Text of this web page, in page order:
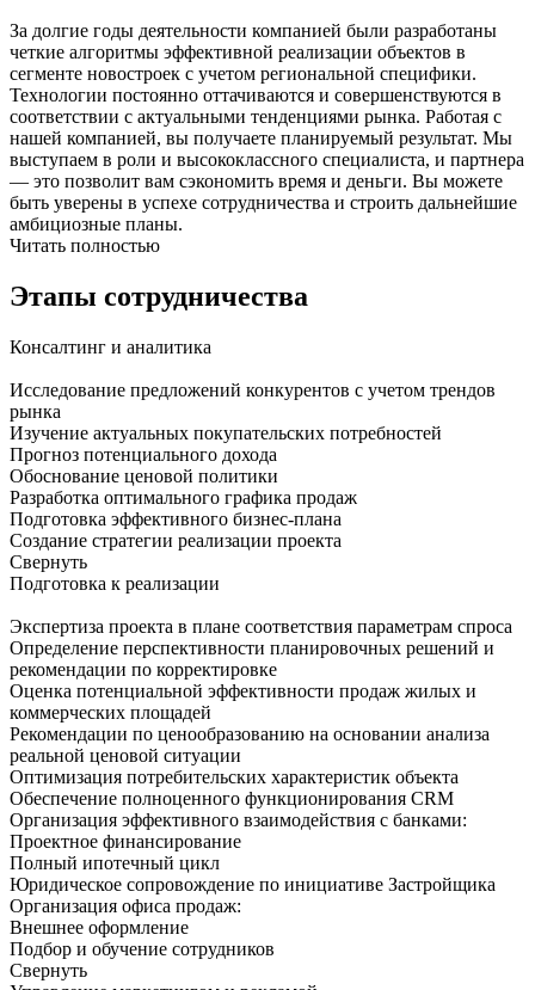
За долгие годы деятельности компанией были разработаны
четкие алгоритмы эффективной реализации объектов в
сегменте новостроек с учетом региональной специфики.
Технологии постоянно оттачиваются и совершенствуются в
соответствии с актуальными тенденциями рынка. Работая с
нашей компанией, вы получаете планируемый результат. Мы
выступаем в роли и высококлассного специалиста, и партнера
— это позволит вам сэкономить время и деньги. Вы можете
быть уверены в успехе сотрудничества и строить дальнейшие
амбициозные планы.
Читать полностью
Этапы сотрудничества
Консалтинг и аналитика
Исследование предложений конкурентов с учетом трендов
рынка
Изучение актуальных покупательских потребностей
Прогноз потенциального дохода
Обоснование ценовой политики
Разработка оптимального графика продаж
Подготовка эффективного бизнес-плана
Создание стратегии реализации проекта
Свернуть
Подготовка к реализации
Экспертиза проекта в плане соответствия параметрам спроса
Определение перспективности планировочных решений и
рекомендации по корректировке
Оценка потенциальной эффективности продаж жилых и
коммерческих площадей
Рекомендации по ценообразованию на основании анализа
реальной ценовой ситуации
Оптимизация потребительских характеристик объекта
Обеспечение полноценного функционирования CRМ
Организация эффективного взаимодействия с банками:
Проектное финансирование
Полный ипотечный цикл
Юридическое сопровождение по инициативе Застройщика
Организация офиса продаж:
Внешнее оформление
Подбор и обучение сотрудников
Свернуть